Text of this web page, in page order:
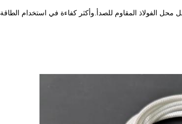
الفولاذ المقاوم للصدأ.وأكثر كفاءة في استخدام الطاقة.